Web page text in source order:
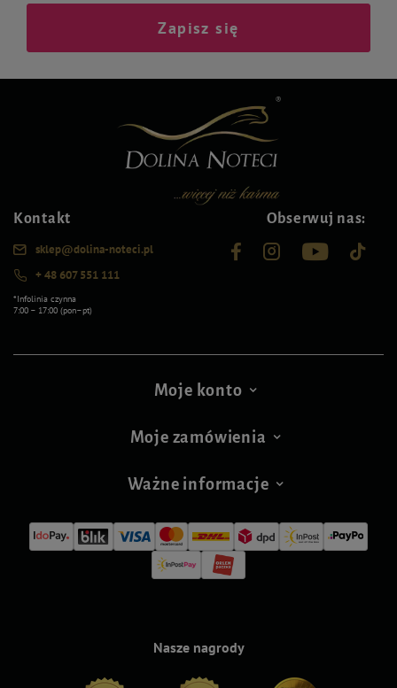
Zapisz się
Kontakt
sklep@dolina-noteci.pl
+ 48 607 551 111
*Infolinia czynna
7:00 – 17:00 (pon–pt)
Obserwuj nas:
Moje konto
Moje zamówienia
Ważne informacje
Nasze nagrody